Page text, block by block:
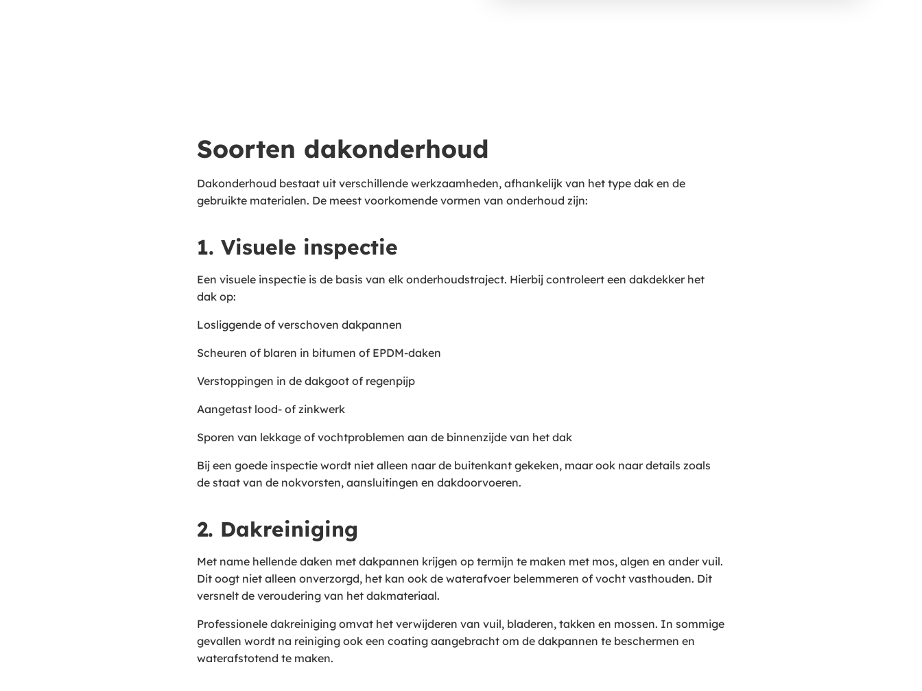
Soorten dakonderhoud
Dakonderhoud bestaat uit verschillende werkzaamheden, afhankelijk van het type dak en de
gebruikte materialen. De meest voorkomende vormen van onderhoud zijn:
1. Visuele inspectie
Een visuele inspectie is de basis van elk onderhoudstraject. Hierbij controleert een dakdekker het
dak op:
Losliggende of verschoven dakpannen
Scheuren of blaren in bitumen of EPDM-daken
Verstoppingen in de dakgoot of regenpijp
Aangetast lood- of zinkwerk
Sporen van lekkage of vochtproblemen aan de binnenzijde van het dak
Bij een goede inspectie wordt niet alleen naar de buitenkant gekeken, maar ook naar details zoals
de staat van de nokvorsten, aansluitingen en dakdoorvoeren.
2. Dakreiniging
Met name hellende daken met dakpannen krijgen op termijn te maken met mos, algen en ander vuil.
Dit oogt niet alleen onverzorgd, het kan ook de waterafvoer belemmeren of vocht vasthouden. Dit
versnelt de veroudering van het dakmateriaal.
Professionele dakreiniging omvat het verwijderen van vuil, bladeren, takken en mossen. In sommige
gevallen wordt na reiniging ook een coating aangebracht om de dakpannen te beschermen en
waterafstotend te maken.